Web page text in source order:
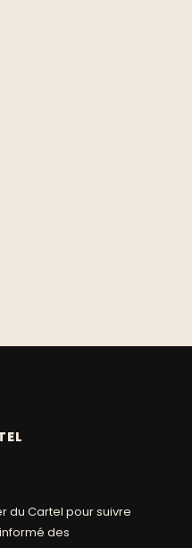
du Cartel pour suivre
des